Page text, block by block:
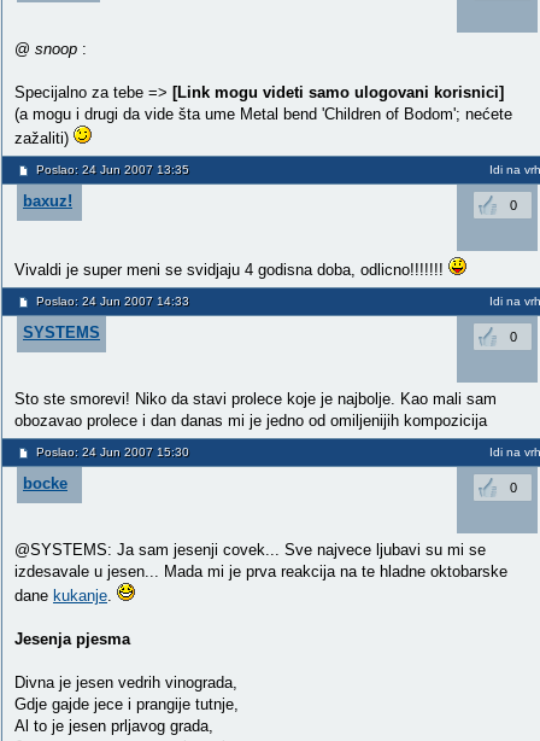
@ snoop :
Specijalno za tebe => [Link mogu videti samo ulogovani korisnici]
(a mogu i drugi da vide šta ume Metal bend 'Children of Bodom'; nećete
zažaliti)
Poslao: 24 Jun 2007 13:35 Idi na vrh
baxuz! 0
Vivaldi je super meni se svidjaju 4 godisna doba, odlicno!!!!!!!
Poslao: 24 Jun 2007 14:33 Idi na vrh
SYSTEMS 0
Sto ste smorevi! Niko da stavi prolece koje je najbolje. Kao mali sam
obozavao prolece i dan danas mi je jedno od omiljenijih kompozicija
Poslao: 24 Jun 2007 15:30 Idi na vrh
bocke 0
@SYSTEMS: Ja sam jesenji covek... Sve najvece ljubavi su mi se
izdesavale u jesen... Mada mi je prva reakcija na te hladne oktobarske
dane kukanje.
Jesenja pjesma
Divna je jesen vedrih vinograda,
Gdje gajde jece i prangije tutnje,
Al to je jesen prljavog grada,